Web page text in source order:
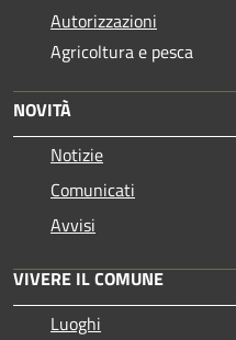
Autorizzazioni
Agricoltura e pesca
NOVITÀ
Notizie
Comunicati
Avvisi
VIVERE IL COMUNE
Luoghi